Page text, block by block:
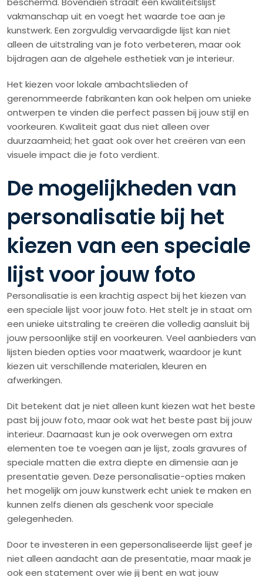
vakmanschap uit en voegt het waarde toe aan je
kunstwerk. Een zorgvuldig vervaardigde lijst kan niet
alleen de uitstraling van je foto verbeteren, maar ook
bijdragen aan de algehele esthetiek van je interieur.
Het kiezen voor lokale ambachtslieden of
gerenommeerde fabrikanten kan ook helpen om unieke
ontwerpen te vinden die perfect passen bij jouw stijl en
voorkeuren. Kwaliteit gaat dus niet alleen over
duurzaamheid; het gaat ook over het creëren van een
visuele impact die je foto verdient.
De mogelijkheden van
personalisatie bij het
kiezen van een speciale
lijst voor jouw foto
Personalisatie is een krachtig aspect bij het kiezen van
een speciale lijst voor jouw foto. Het stelt je in staat om
een unieke uitstraling te creëren die volledig aansluit bij
jouw persoonlijke stijl en voorkeuren. Veel aanbieders van
lijsten bieden opties voor maatwerk, waardoor je kunt
kiezen uit verschillende materialen, kleuren en
afwerkingen.
Dit betekent dat je niet alleen kunt kiezen wat het beste
past bij jouw foto, maar ook wat het beste past bij jouw
interieur. Daarnaast kun je ook overwegen om extra
elementen toe te voegen aan je lijst, zoals gravures of
speciale matten die extra diepte en dimensie aan je
presentatie geven. Deze personalisatie-opties maken
het mogelijk om jouw kunstwerk echt uniek te maken en
kunnen zelfs dienen als geschenk voor speciale
gelegenheden.
Door te investeren in een gepersonaliseerde lijst geef je
niet alleen aandacht aan de presentatie, maar maak je
ook een statement over wie jij bent en wat jouw